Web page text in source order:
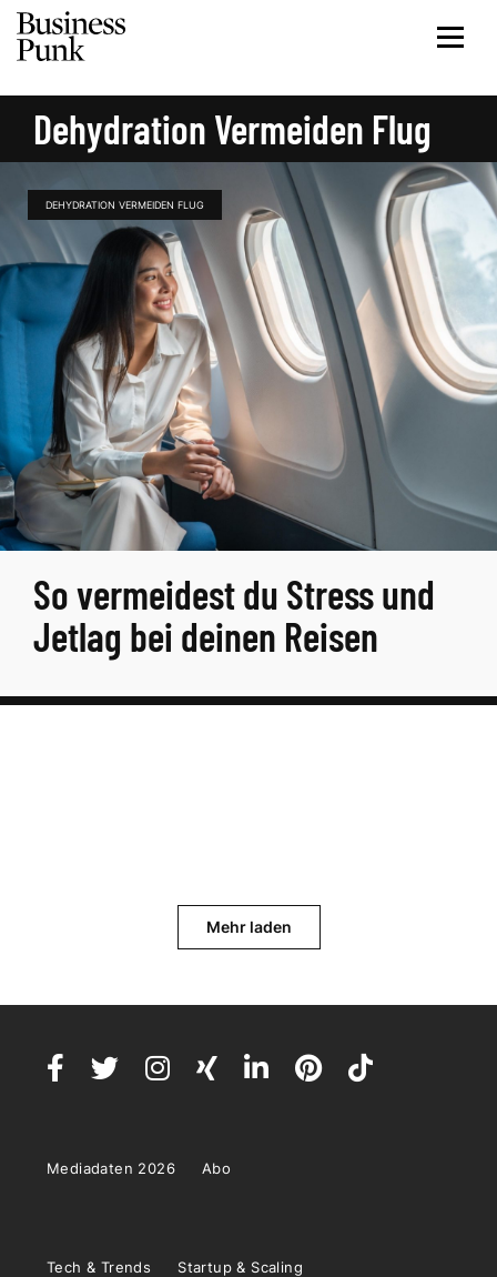
Dehydration Vermeiden Flug
DEHYDRATION VERMEIDEN FLUG
So vermeidest du Stress und
Jetlag bei deinen Reisen
Mehr laden
Mediadaten 2026 Abo
Tech & Trends Startup & Scaling